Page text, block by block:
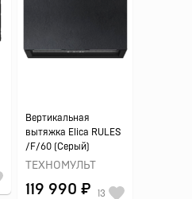
Вертикальная
вытяжка Elica RULES
/F/60 (Серый)
ТЕХНОМУЛЬТ
119 990 ₽ 13